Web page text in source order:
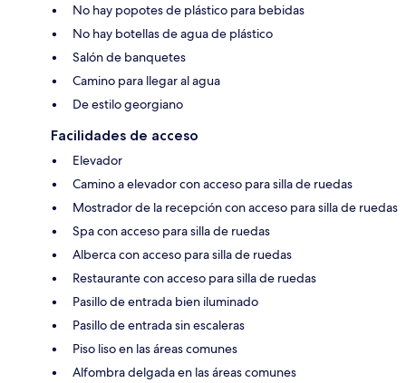
No hay popotes de plástico para bebidas
No hay botellas de agua de plástico
Salón de banquetes
Camino para llegar al agua
De estilo georgiano
Facilidades de acceso
Elevador
Camino a elevador con acceso para silla de ruedas
Mostrador de la recepción con acceso para silla de ruedas
Spa con acceso para silla de ruedas
Alberca con acceso para silla de ruedas
Restaurante con acceso para silla de ruedas
Pasillo de entrada bien iluminado
Pasillo de entrada sin escaleras
Piso liso en las áreas comunes
Alfombra delgada en las áreas comunes